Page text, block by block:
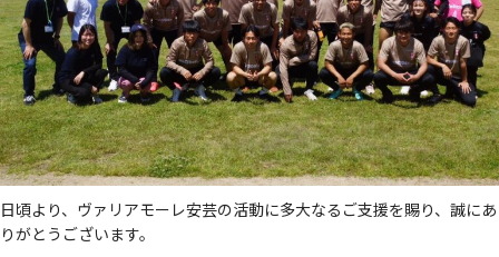
日頃より、ヴァリアモーレ安芸の活動に多大なるご支援を賜り、誠にあ
りがとうございます。